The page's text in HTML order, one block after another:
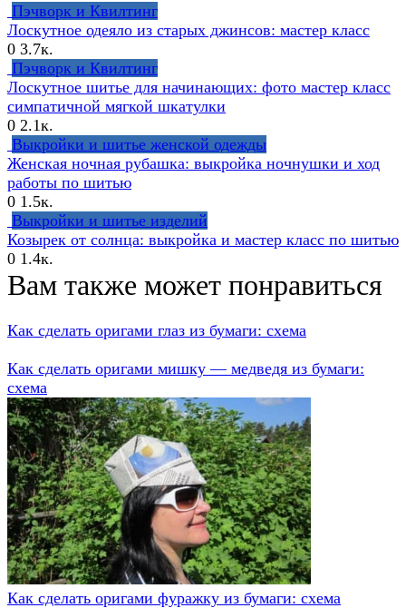
Пэчворк и Квилтинг
Лоскутное одеяло из старых джинсов: мастер класс
0 3.7к.
Пэчворк и Квилтинг
Лоскутное шитье для начинающих: фото мастер класс
симпатичной мягкой шкатулки
0 2.1к.
Выкройки и шитье женской одежды
Женская ночная рубашка: выкройка ночнушки и ход
работы по шитью
0 1.5к.
Выкройки и шитье изделий
Козырек от солнца: выкройка и мастер класс по шитью
0 1.4к.
Вам также может понравиться
Как сделать оригами глаз из бумаги: схема
Как сделать оригами мишку — медведя из бумаги:
схема
Как сделать оригами фуражку из бумаги: схема